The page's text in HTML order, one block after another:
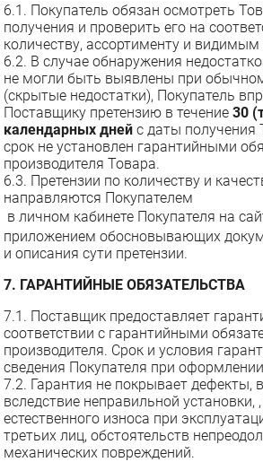
6.1. Покупатель обязан осмотреть
получения и проверить его на
количеству, ассортименту и видимым
6.2. В случае обнаружения
не могли быть выявлены при
(скрытые недостатки), Покупатель
Поставщику претензию в течение30
календарных дней с даты получения
срок не установлен гарантийными
производителя Товара.
6.3. Претензии по количеству и
направляются Покупателем
в личном кабинете Покупателя на
приложением обосновывающих
и описания сути претензии.
7. ГАРАНТИЙНЫЕ ОБЯЗАТЕЛЬСТВА
7.1. Поставщик предоставляет
соответствии с гарантийными
производителя. Срок и условия
сведения Покупателя при
7.2. Гарантия не покрывает дефекты,
вследствие неправильной установки,
естественного износа при
третьих лиц, обстоятельств
механических повреждений.